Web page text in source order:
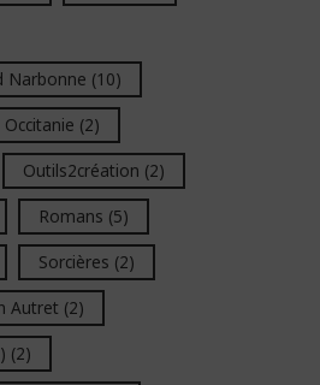
Narbonne (10)
Occitanie (2)
Outils2création (2)
Romans (5)
Sorcières (2)
Autret (2)
(2)